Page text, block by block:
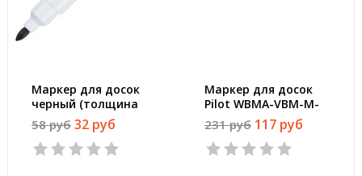
Маркер для досок
черный (толщина
линии 5 мм)
58 руб 32 руб
Маркер для досок
Pilot WBMA-VBM-M-
BG зеленый
(толщина линии 1-3
мм)
231 руб 117 руб